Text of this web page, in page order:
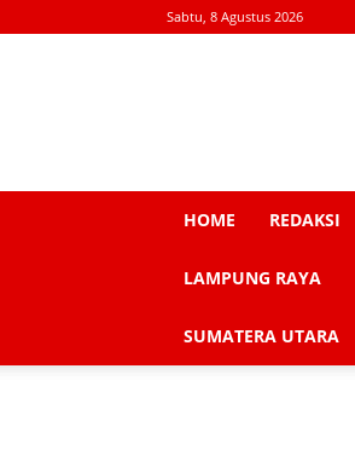
Sabtu, 8 Agustus 2026
HOME REDAKSI
LAMPUNG RAYA
SUMATERA UTARA